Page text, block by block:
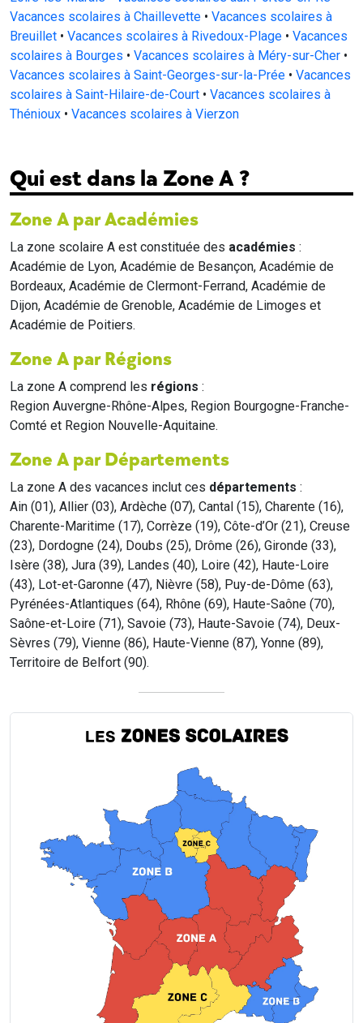
Vacances scolaires à Chaillevette • Vacances scolaires à
Breuillet • Vacances scolaires à Rivedoux-Plage • Vacances
scolaires à Bourges • Vacances scolaires à Méry-sur-Cher •
Vacances scolaires à Saint-Georges-sur-la-Prée • Vacances
scolaires à Saint-Hilaire-de-Court • Vacances scolaires à
Thénioux • Vacances scolaires à Vierzon
Qui est dans la Zone A ?
Zone A par Académies
La zone scolaire A est constituée des académies :
Académie de Lyon, Académie de Besançon, Académie de
Bordeaux, Académie de Clermont-Ferrand, Académie de
Dijon, Académie de Grenoble, Académie de Limoges et
Académie de Poitiers.
Zone A par Régions
La zone A comprend les régions :
Region Auvergne-Rhône-Alpes, Region Bourgogne-Franche-
Comté et Region Nouvelle-Aquitaine.
Zone A par Départements
La zone A des vacances inclut ces départements :
Ain (01), Allier (03), Ardèche (07), Cantal (15), Charente (16),
Charente-Maritime (17), Corrèze (19), Côte-d’Or (21), Creuse
(23), Dordogne (24), Doubs (25), Drôme (26), Gironde (33),
Isère (38), Jura (39), Landes (40), Loire (42), Haute-Loire
(43), Lot-et-Garonne (47), Nièvre (58), Puy-de-Dôme (63),
Pyrénées-Atlantiques (64), Rhône (69), Haute-Saône (70),
Saône-et-Loire (71), Savoie (73), Haute-Savoie (74), Deux-
Sèvres (79), Vienne (86), Haute-Vienne (87), Yonne (89),
Territoire de Belfort (90).